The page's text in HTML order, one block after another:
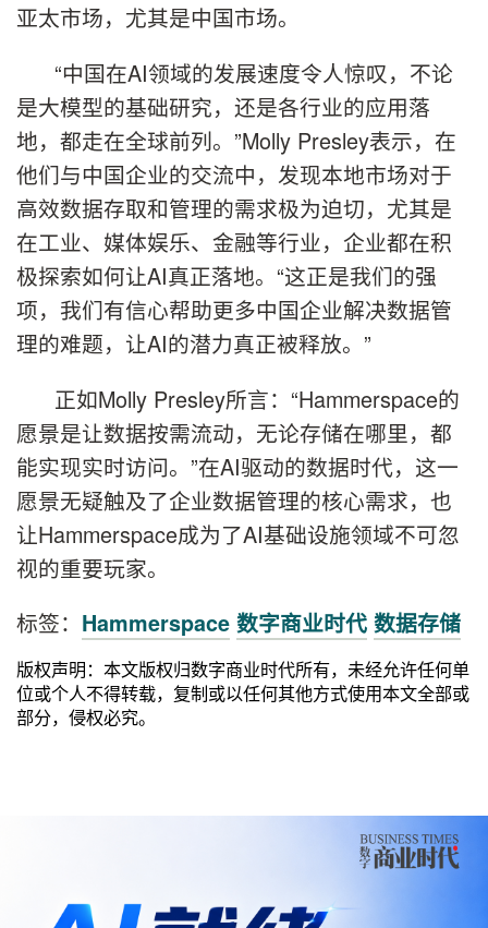
亚太市场，尤其是中国市场。
“中国在AI领域的发展速度令人惊叹，不论
是大模型的基础研究，还是各行业的应用落
地，都走在全球前列。”Molly Presley表示，在
他们与中国企业的交流中，发现本地市场对于
高效数据存取和管理的需求极为迫切，尤其是
在工业、媒体娱乐、金融等行业，企业都在积
极探索如何让AI真正落地。“这正是我们的强
项，我们有信心帮助更多中国企业解决数据管
理的难题，让AI的潜力真正被释放。”
正如Molly Presley所言：“Hammerspace的
愿景是让数据按需流动，无论存储在哪里，都
能实现实时访问。”在AI驱动的数据时代，这一
愿景无疑触及了企业数据管理的核心需求，也
让Hammerspace成为了AI基础设施领域不可忽
视的重要玩家。
标签： Hammerspace 数字商业时代 数据存储
版权声明：本文版权归数字商业时代所有，未经允许任何单
位或个人不得转载，复制或以任何其他方式使用本文全部或
部分，侵权必究。